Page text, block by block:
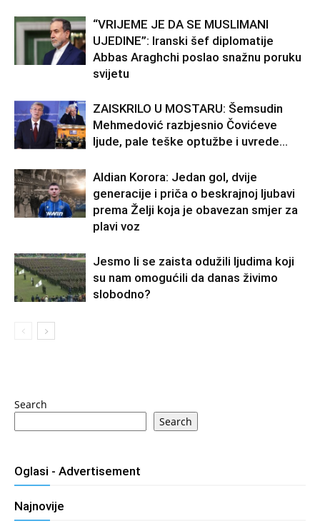
“VRIJEME JE DA SE MUSLIMANI
UJEDINE”: Iranski šef diplomatije
Abbas Araghchi poslao snažnu poruku
svijetu
ZAISKRILO U MOSTARU: Šemsudin
Mehmedović razbjesnio Čovićeve
ljude, pale teške optužbe i uvrede…
Aldian Korora: Jedan gol, dvije
generacije i priča o beskrajnoj ljubavi
prema Želji koja je obavezan smjer za
plavi voz
Jesmo li se zaista odužili ljudima koji
su nam omogućili da danas živimo
slobodno?
Search
Search
Oglasi - Advertisement
Najnovije